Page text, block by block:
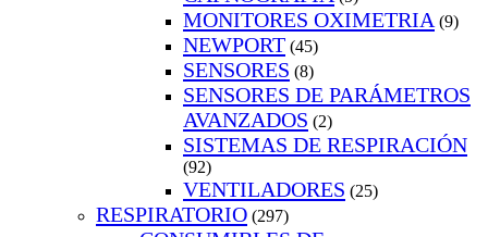
MONITORES OXIMETRIA (9)
NEWPORT (45)
SENSORES (8)
SENSORES DE PARÁMETROS
AVANZADOS (2)
SISTEMAS DE RESPIRACIÓN
(92)
VENTILADORES (25)
RESPIRATORIO (297)